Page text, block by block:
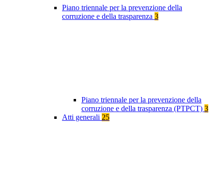
Piano triennale per la prevenzione della
corruzione e della trasparenza 3
Piano triennale per la prevenzione della
corruzione e della trasparenza (PTPCT) 3
Atti generali 25